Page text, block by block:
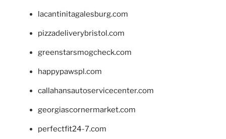
lacantinitagalesburg.com
pizzadeliverybristol.com
greenstarsmogcheck.com
happypawspl.com
callahansautoservicecenter.com
georgiascornermarket.com
perfectfit24-7.com